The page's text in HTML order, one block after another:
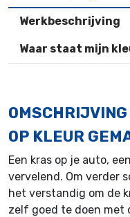
Werkbeschrijving
Waar staat mijn
OP KLEUR
Een kras op je auto,
vervelend. Om verder
het verstandig om de
zelf goed te doen met